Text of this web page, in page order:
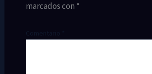
marcados con *